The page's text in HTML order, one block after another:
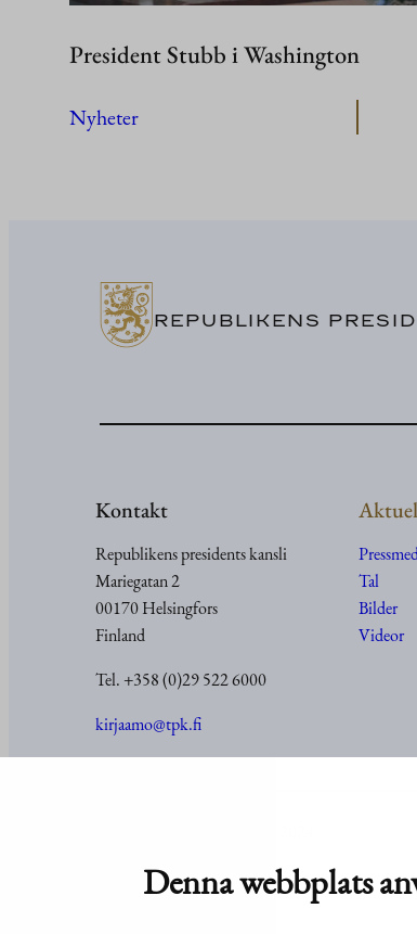
Denna webbplats
President Stubb i Washington
Nyheter
REPUBLIKENS
Kontakt
Republikens presidents kansli
Mariegatan 2
00170 Helsingfors
Finland
Tel. +358 (0)29 522 6000
kirjaamo@tpk.fi
Tal
Bilder
Videor